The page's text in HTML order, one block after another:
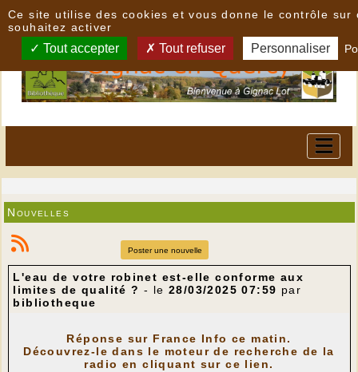
Nouvelles
Poster une nouvelle
L'eau de votre robinet est-elle conforme aux
limites de qualité ? - le 28/03/2025 07:59 par
bibliotheque
Réponse sur France Info ce matin.
Découvrez-le dans le moteur de recherche de la
radio en cliquant sur ce lien.
Ce site utilise des cookies et vous donne le contrôle sur
souhaitez activer
Tout accepter Tout refuser Personnaliser